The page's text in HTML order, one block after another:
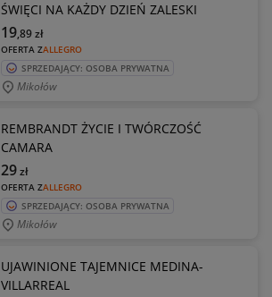
ŚWIĘCI NA KAŻDY DZIEŃ ZALESKI
OFERTA ZALLEGRO
19,89zł
SPRZEDAJĄCY: OSOBA PRYWATNA
Mikołów
REMBRANDT ŻYCIE I TWÓRCZOŚĆ
CAMARA
OFERTA ZALLEGRO
29zł
SPRZEDAJĄCY: OSOBA PRYWATNA
Mikołów
UJAWINIONE TAJEMNICE MEDINA-
VILLARREAL